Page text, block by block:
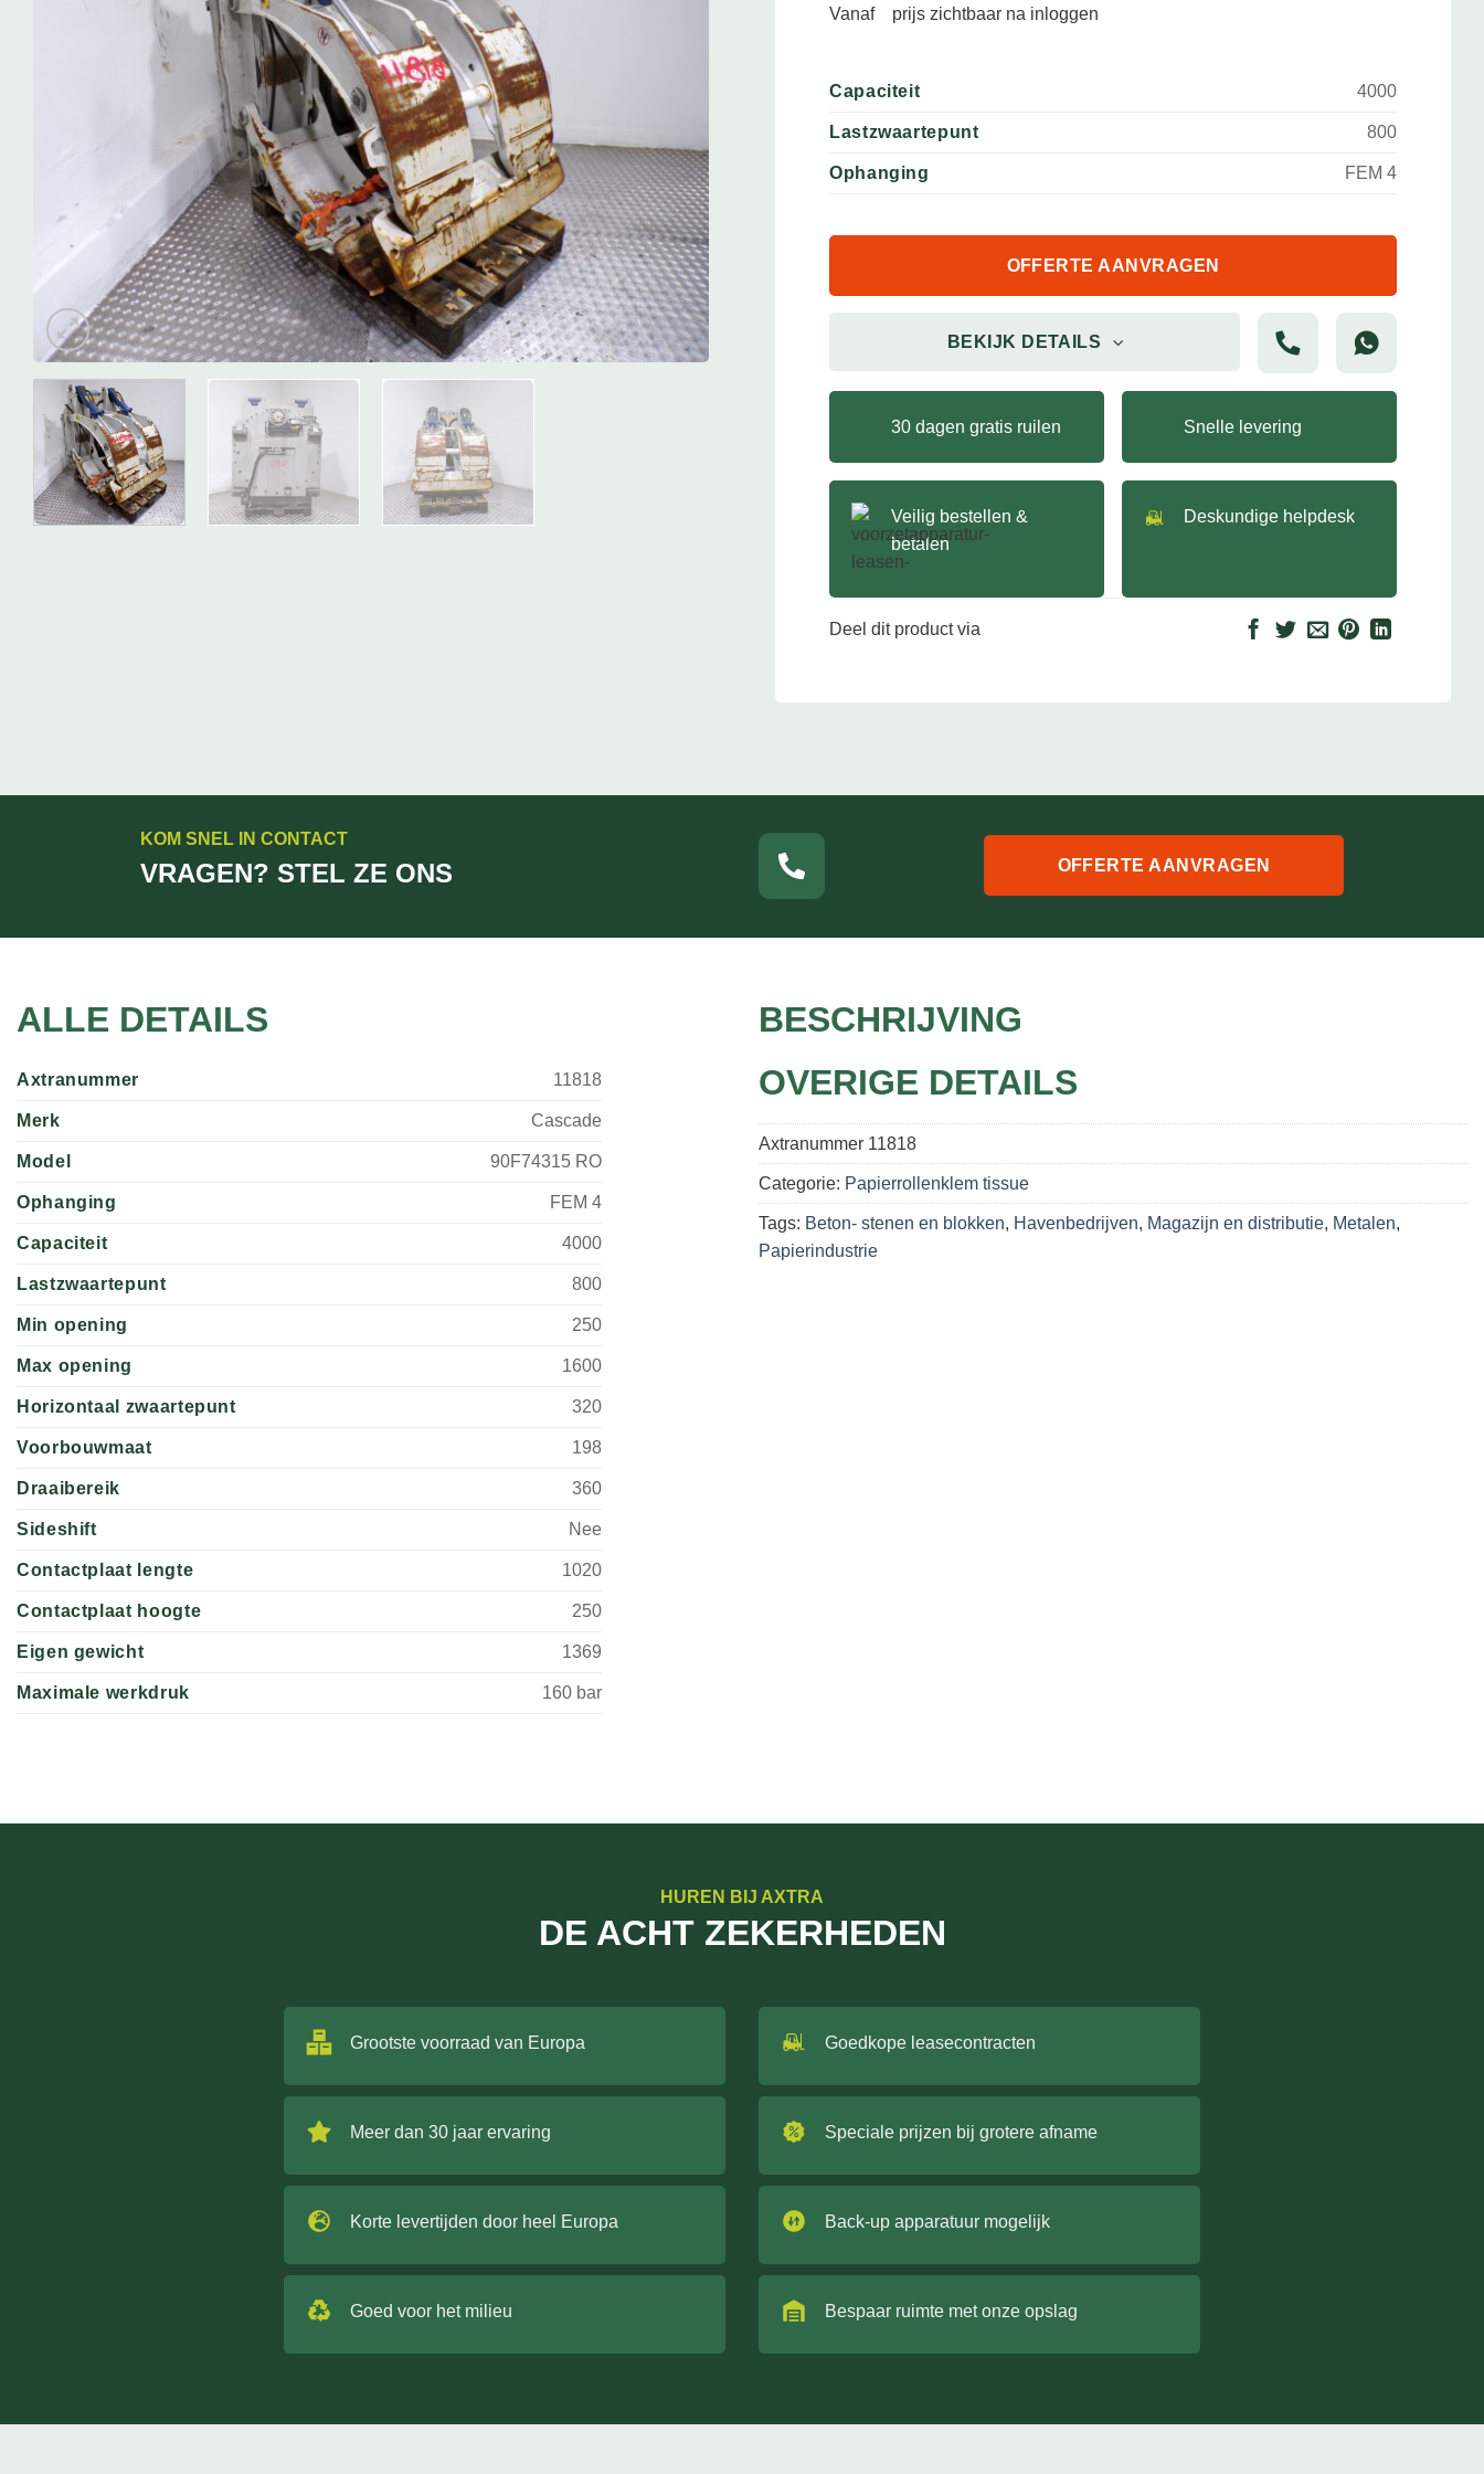
Vanaf prijs zichtbaar na inloggen
Capaciteit 4000
Lastzwaartepunt 800
Ophanging FEM 4
OFFERTE AANVRAGEN
BEKIJK DETAILS
30 dagen gratis ruilen Snelle levering
Veilig bestellen &
betalen
Deskundige helpdesk
Deel dit product via
KOM SNEL IN CONTACT
VRAGEN? STEL ZE ONS OFFERTE AANVRAGEN
ALLE DETAILS
Axtranummer 11818
Merk Cascade
Model 90F74315 RO
Ophanging FEM 4
Capaciteit 4000
Lastzwaartepunt 800
Min opening 250
Max opening 1600
Horizontaal zwaartepunt 320
Voorbouwmaat 198
Draaibereik 360
Sideshift Nee
Contactplaat lengte 1020
Contactplaat hoogte 250
Eigen gewicht 1369
Maximale werkdruk 160 bar
BESCHRIJVING
OVERIGE DETAILS
Axtranummer 11818
Categorie: Papierrollenklem tissue
Tags: Beton- stenen en blokken, Havenbedrijven, Magazijn en distributie, Metalen,
Papierindustrie
HUREN BIJ AXTRA
DE ACHT ZEKERHEDEN
Grootste voorraad van Europa
Meer dan 30 jaar ervaring
Korte levertijden door heel Europa
Goed voor het milieu
Goedkope leasecontracten
Speciale prijzen bij grotere afname
Back-up apparatuur mogelijk
Bespaar ruimte met onze opslag